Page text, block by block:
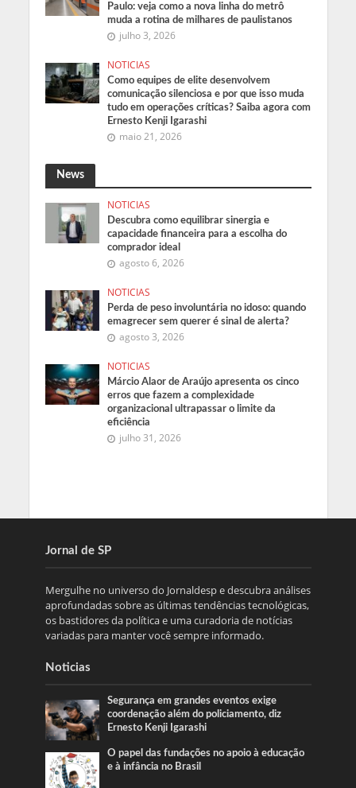
Paulo: veja como a nova linha do metrô
muda a rotina de milhares de paulistanos
julho 3, 2026
NOTICIAS
Como equipes de elite desenvolvem
comunicação silenciosa e por que isso muda
tudo em operações críticas? Saiba agora com
Ernesto Kenji Igarashi
maio 21, 2026
News
NOTICIAS
Descubra como equilibrar sinergia e
capacidade financeira para a escolha do
comprador ideal
agosto 6, 2026
NOTICIAS
Perda de peso involuntária no idoso: quando
emagrecer sem querer é sinal de alerta?
agosto 3, 2026
NOTICIAS
Márcio Alaor de Araújo apresenta os cinco
erros que fazem a complexidade
organizacional ultrapassar o limite da
eficiência
julho 31, 2026
Jornal de SP
Mergulhe no universo do Jornaldesp e descubra análises
aprofundadas sobre as últimas tendências tecnológicas,
os bastidores da política e uma curadoria de notícias
variadas para manter você sempre informado.
Noticias
Segurança em grandes eventos exige
coordenação além do policiamento, diz
Ernesto Kenji Igarashi
O papel das fundações no apoio à educação
e à infância no Brasil